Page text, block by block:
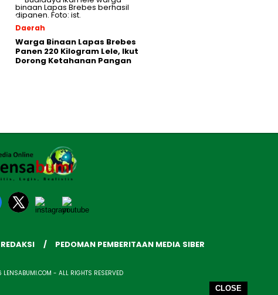
CLOSE
Daerah
Warga Binaan Lapas Brebes
Panen 220 Kilogram Lele, Ikut
Dorong Ketahanan Pangan
REDAKSI PEDOMAN PEMBERITAAN MEDIA SIBER
- ALL RIGHTS RESERVED